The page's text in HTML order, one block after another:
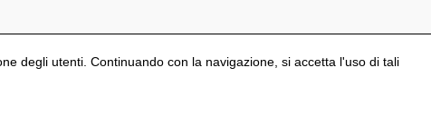
degli utenti. Continuando con la navigazione, si accetta l'uso di tali